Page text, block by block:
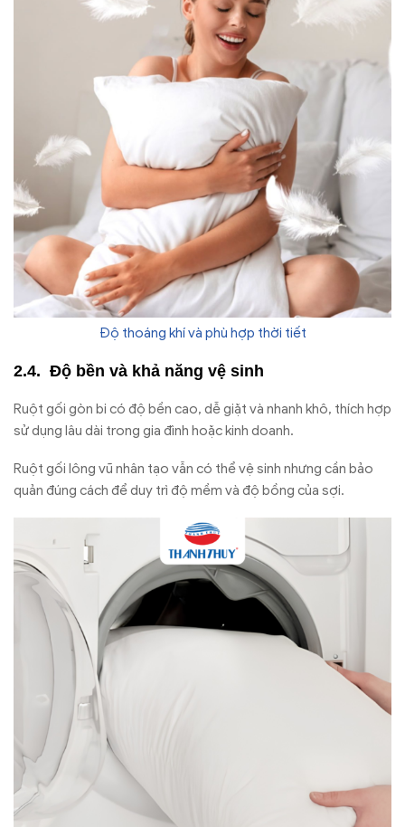
Độ thoáng khí và phù hợp thời tiết
Độ bền và khả năng vệ sinh
Ruột gối gòn bi có độ bền cao, dễ giặt và nhanh khô, thích hợp
sử dụng lâu dài trong gia đình hoặc kinh doanh.
Ruột gối lông vũ nhân tạo vẫn có thể vệ sinh nhưng cần bảo
quản đúng cách để duy trì độ mềm và độ bồng của sợi.